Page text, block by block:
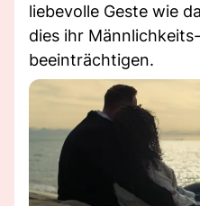
liebevolle Geste wie
dies ihr
beeinträchtigen.